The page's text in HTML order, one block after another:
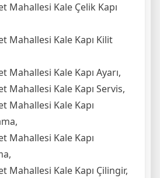
Mahallesi Kale Çelik Kapı
Mahallesi Kale Kapı Kilit
Mahallesi Kale Kapı Ayarı,
Mahallesi Kale Kapı Servis,
Mahallesi Kale Kapı
Mahallesi Kale Kapı
Mahallesi Kale Kapı Çilingir,